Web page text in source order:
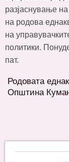
разјаснување
на родова
на
политики.
пат.
Родовата
Општина